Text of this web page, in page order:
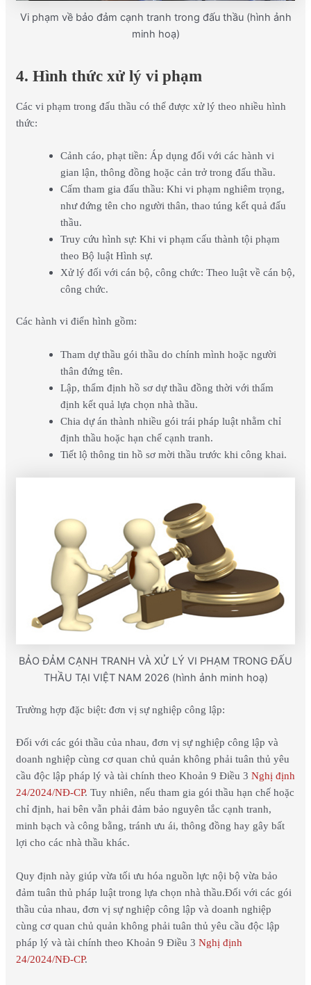
Vi phạm về bảo đảm cạnh tranh trong đấu thầu (hình ảnh
minh hoạ)
4. Hình thức xử lý vi phạm
Các vi phạm trong đấu thầu có thể được xử lý theo nhiều hình
thức:
Cảnh cáo, phạt tiền: Áp dụng đối với các hành vi
gian lận, thông đồng hoặc cản trở trong đấu thầu.
Cấm tham gia đấu thầu: Khi vi phạm nghiêm trọng,
như đứng tên cho người thân, thao túng kết quả đấu
thầu.
Truy cứu hình sự: Khi vi phạm cấu thành tội phạm
theo Bộ luật Hình sự.
Xử lý đối với cán bộ, công chức: Theo luật về cán bộ,
công chức.
Các hành vi điển hình gồm:
Tham dự thầu gói thầu do chính mình hoặc người
thân đứng tên.
Lập, thẩm định hồ sơ dự thầu đồng thời với thẩm
định kết quả lựa chọn nhà thầu.
Chia dự án thành nhiều gói trái pháp luật nhằm chỉ
định thầu hoặc hạn chế cạnh tranh.
Tiết lộ thông tin hồ sơ mời thầu trước khi công khai.
BẢO ĐẢM CẠNH TRANH VÀ XỬ LÝ VI PHẠM TRONG ĐẤU
THẦU TẠI VIỆT NAM 2026 (hình ảnh minh hoạ)
Trường hợp đặc biệt: đơn vị sự nghiệp công lập:
Đối với các gói thầu của nhau, đơn vị sự nghiệp công lập và
doanh nghiệp cùng cơ quan chủ quản không phải tuân thủ yêu
cầu độc lập pháp lý và tài chính theo Khoản 9 Điều 3 Nghị định
24/2024/NĐ-CP. Tuy nhiên, nếu tham gia gói thầu hạn chế hoặc
chỉ định, hai bên vẫn phải đảm bảo nguyên tắc cạnh tranh,
minh bạch và công bằng, tránh ưu ái, thông đồng hay gây bất
lợi cho các nhà thầu khác.
Quy định này giúp vừa tối ưu hóa nguồn lực nội bộ vừa bảo
đảm tuân thủ pháp luật trong lựa chọn nhà thầu.Đối với các gói
thầu của nhau, đơn vị sự nghiệp công lập và doanh nghiệp
cùng cơ quan chủ quản không phải tuân thủ yêu cầu độc lập
pháp lý và tài chính theo Khoản 9 Điều 3 Nghị định
24/2024/NĐ-CP.